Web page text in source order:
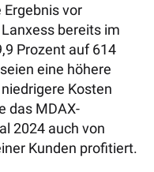
vor
bereits im
Prozent auf 614
eine höhere
Kosten
das MDAX-
2024 auch von
Kunden profitiert.